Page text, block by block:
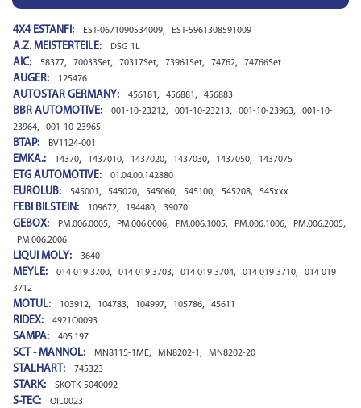
4X4 ESTANFI: EST-0671090534009, EST-5961308591009
A.Z. MEISTERTEILE: DSG 1L
AIC: 58377, 70033Set, 70317Set, 73961Set, 74762, 74766Set
AUGER: 125476
AUTOSTAR GERMANY: 456181 , 456881 , 456883
BBR AUTOMOTIVE: 001-10-23212, 001-10-23213, 001-10-23963,
001-10-
23964, 001-10-23965
BTAP: BV1124-001
EMKA.: 14370, 1437010, 1437020, 1437030, 1437050, 1437075
ETG AUTOMOTIVE: 01.04.00.142880
EUROLUB: 545001 , 545020, 545060, 545100, 545208, 545xxx
FEBI BILSTEIN: 109672, 194480, 39070
GEBOX: PM.006.0005, PM.006.0006, PM.006.1005, PM.006.1006, PM.006.2005,
PM.006.2006
LIQUI MOLY: 3640
MEYLE: 014 019 3700, 014 019 3703, 014 019 3704, 014 019 3710,
014 019
3712
MOTUL: 103912, 104783, 104997, 105786, 45611
RIDEX: 4921O0093
SAMPA: 405.197
SCT - MANNOL: MN8115-1ME, MN8202-1 , MN8202-20
STALHART: 745323
STARK: SKOTK-5040092
S-TEC: OIL0023